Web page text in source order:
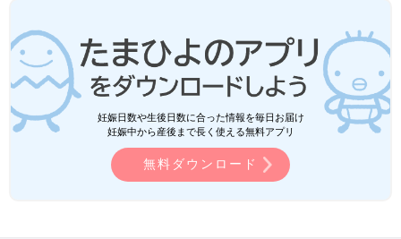
妊娠日数や生後日数に合った情報を毎日お届け
妊娠中から産後まで長く使える無料アプリ
無料ダウンロード